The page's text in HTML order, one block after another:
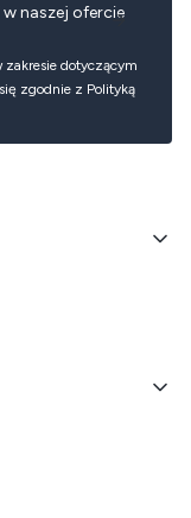
naszej ofercie
zakresie dotyczącym
zgodnie z Polityką